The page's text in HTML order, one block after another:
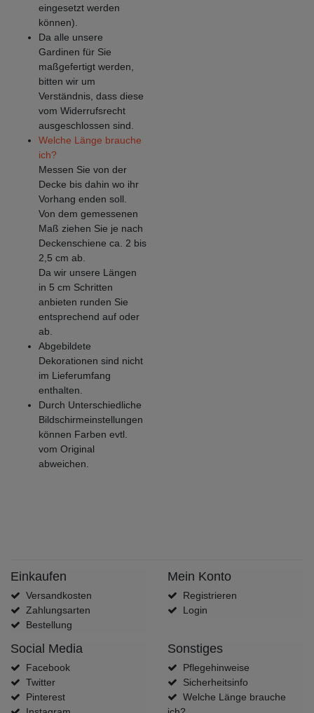
eingesetzt werden
können).
Da alle unsere
Gardinen für Sie
maßgefertigt werden,
bitten wir um
Verständnis, dass diese
vom Widerrufsrecht
ausgeschlossen sind.
Welche Länge brauche
ich?
Messen Sie von der
Decke bis dahin wo ihr
Vorhang enden soll.
Von dem gemessenen
Maß ziehen Sie je nach
Deckenschiene ca. 2 bis
2,5 cm ab.
Da wir unsere Längen
in 5 cm Schritten
anbieten runden Sie
entsprechend auf oder
ab.
Abgebildete
Dekorationen sind nicht
im Lieferumfang
enthalten.
Durch Unterschiedliche
Bildschirmeinstellungen
können Farben evtl.
vom Original
abweichen.
Einkaufen
Versandkosten
Zahlungsarten
Bestellung
Mein Konto
Registrieren
Login
Social Media
Facebook
Twitter
Pinterest
Sonstiges
Pflegehinweise
Sicherheitsinfo
Welche Länge brauche